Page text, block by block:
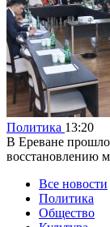
Политика 13:20
В Ереване прошло
восстановлению
Все новости
Политика
Общество